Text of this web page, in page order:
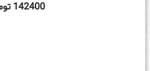
142400 تومان